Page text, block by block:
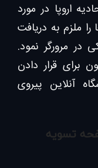
اتحادیه اروپا در مورد
ملزم به دریافت
در مرورگر نمود.
برای قرار دادن
آنلاین پیروی
تسویه